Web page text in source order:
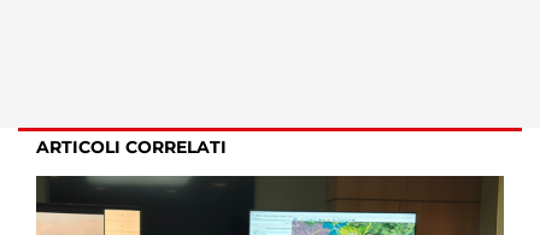
ARTICOLI CORRELATI